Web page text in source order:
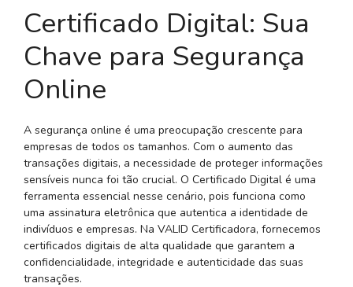
Certificado Digital: Sua
Chave para Segurança
Online
A segurança online é uma preocupação crescente para
empresas de todos os tamanhos. Com o aumento das
transações digitais, a necessidade de proteger informações
sensíveis nunca foi tão crucial. O Certificado Digital é uma
ferramenta essencial nesse cenário, pois funciona como
uma assinatura eletrônica que autentica a identidade de
indivíduos e empresas. Na VALID Certificadora, fornecemos
certificados digitais de alta qualidade que garantem a
confidencialidade, integridade e autenticidade das suas
transações.